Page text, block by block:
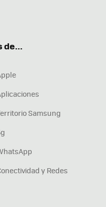
de...
Samsung
y Redes